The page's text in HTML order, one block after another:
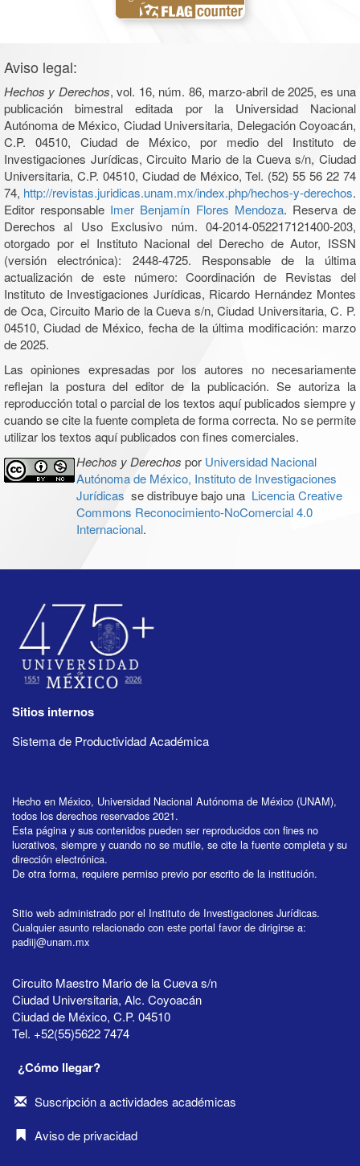
Aviso legal:
Hechos y Derechos, vol. 16, núm. 86, marzo-abril de 2025, es una
publicación bimestral editada por la Universidad Nacional
Autónoma de México, Ciudad Universitaria, Delegación Coyoacán,
C.P. 04510, Ciudad de México, por medio del Instituto de
Investigaciones Jurídicas, Circuito Mario de la Cueva s/n, Ciudad
Universitaria, C.P. 04510, Ciudad de México, Tel. (52) 55 56 22 74
74, http://revistas.juridicas.unam.mx/index.php/hechos-y-derechos.
Editor responsable Imer Benjamín Flores Mendoza. Reserva de
Derechos al Uso Exclusivo núm. 04-2014-052217121400-203,
otorgado por el Instituto Nacional del Derecho de Autor, ISSN
(versión electrónica): 2448-4725. Responsable de la última
actualización de este número: Coordinación de Revistas del
Instituto de Investigaciones Jurídicas, Ricardo Hernández Montes
de Oca, Circuito Mario de la Cueva s/n, Ciudad Universitaria, C. P.
04510, Ciudad de México, fecha de la última modificación: marzo
de 2025.
Las opiniones expresadas por los autores no necesariamente
reflejan la postura del editor de la publicación. Se autoriza la
reproducción total o parcial de los textos aquí publicados siempre y
cuando se cite la fuente completa de forma correcta. No se permite
utilizar los textos aquí publicados con fines comerciales.
Hechos y Derechos por Universidad Nacional
Autónoma de México, Instituto de Investigaciones
Jurídicas se distribuye bajo una Licencia Creative
Commons Reconocimiento-NoComercial 4.0
Internacional.
Sitios internos
Sistema de Productividad Académica
Hecho en México, Universidad Nacional Autónoma de México (UNAM),
todos los derechos reservados 2021.
Esta página y sus contenidos pueden ser reproducidos con fines no
lucrativos, siempre y cuando no se mutile, se cite la fuente completa y su
dirección electrónica.
De otra forma, requiere permiso previo por escrito de la institución.
Sitio web administrado por el Instituto de Investigaciones Jurídicas.
Cualquier asunto relacionado con este portal favor de dirigirse a:
padiij@unam.mx
Circuito Maestro Mario de la Cueva s/n
Ciudad Universitaria, Alc. Coyoacán
Ciudad de México, C.P. 04510
Tel. +52(55)5622 7474
¿Cómo llegar?
Suscripción a actividades académicas
Aviso de privacidad